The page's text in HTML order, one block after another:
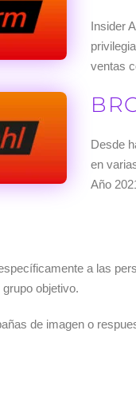
Insider
ventas
Desde
en
Año
a las
objetivo.
de imagen o